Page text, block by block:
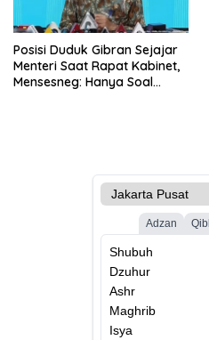
Posisi Duduk Gibran Sejajar
Menteri Saat Rapat Kabinet,
Mensesneg: Hanya Soal